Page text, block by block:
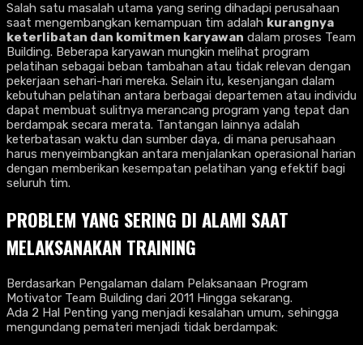
Salah satu masalah utama yang sering dihadapi perusahaan
saat mengembangkan kemampuan tim adalah kurangnya
keterlibatan dan komitmen karyawan dalam proses Team
Building. Beberapa karyawan mungkin melihat program
pelatihan sebagai beban tambahan atau tidak relevan dengan
pekerjaan sehari-hari mereka. Selain itu, kesenjangan dalam
kebutuhan pelatihan antara berbagai departemen atau individu
dapat membuat sulitnya merancang program yang tepat dan
berdampak secara merata. Tantangan lainnya adalah
keterbatasan waktu dan sumber daya, di mana perusahaan
harus menyeimbangkan antara menjalankan operasional harian
dengan memberikan kesempatan pelatihan yang efektif bagi
seluruh tim.
PROBLEM YANG SERING DI ALAMI SAAT
MELAKSANAKAN TRAINING
Berdasarkan Pengalaman dalam Pelaksanaan Program
Motivator Team Building dari 2011 Hingga sekarang.
Ada 2 Hal Penting yang menjadi kesalahan umum, sehingga
mengundang pemateri menjadi tidak berdampak: